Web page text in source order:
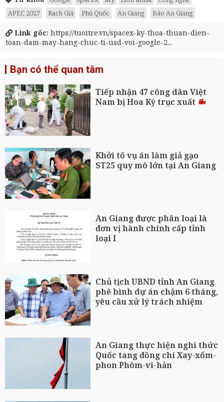
APEC 2027
Rạch Giá Phú Quốc An Giang Báo An Giang
Link gốc: https://tuoitre.vn/spacex-ky-thoa-thuan-dien-
toan-dam-may-hang-chuc-ti-usd-voi-google-2...
Bạn có thể quan tâm
Tiếp nhận 47 công dân Việt
Nam bị Hoa Kỳ trục xuất
Khởi tố vụ án làm giả gạo
ST25 quy mô lớn tại An Giang
An Giang được phân loại là
đơn vị hành chính cấp tỉnh
loại I
Chủ tịch UBND tỉnh An Giang
phê bình dự án chậm 6 tháng,
yêu cầu xử lý trách nhiệm
An Giang thực hiện nghi thức
Quốc tang đồng chí Xay-xổm-
phon Phôm-vi-hản